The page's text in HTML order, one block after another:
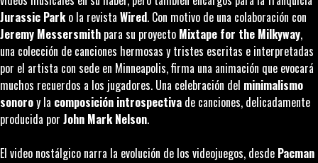
Jurassic Parko la revista Wired. Con motivo de una colaboración con
Jeremy Messersmith para su proyecto Mixtape for the Milkyway,
una colección de canciones hermosas y tristes escritas e interpretadas
por el artista con sede en Minneapolis, firma una animación que evocará
muchos recuerdos a los jugadores. Una celebración del minimalismo
sonoroy la composición introspectiva de canciones, delicadamente
producida por John Mark Nelson.
El video nostálgico narra la evolución de los videojuegos, desde Pacman